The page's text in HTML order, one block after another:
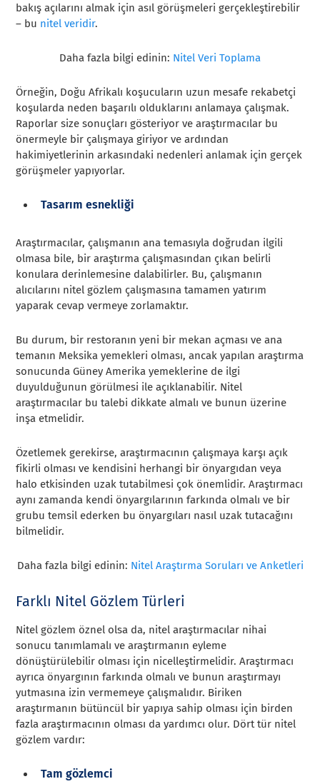
bakış açılarını almak için asıl görüşmeleri gerçekleştirebilir
– bu nitel veridir.
Daha fazla bilgi edinin: Nitel Veri Toplama
Örneğin, Doğu Afrikalı koşucuların uzun mesafe rekabetçi
koşularda neden başarılı olduklarını anlamaya çalışmak.
Raporlar size sonuçları gösteriyor ve araştırmacılar bu
önermeyle bir çalışmaya giriyor ve ardından
hakimiyetlerinin arkasındaki nedenleri anlamak için gerçek
görüşmeler yapıyorlar.
Tasarım esnekliği
Araştırmacılar, çalışmanın ana temasıyla doğrudan ilgili
olmasa bile, bir araştırma çalışmasından çıkan belirli
konulara derinlemesine dalabilirler. Bu, çalışmanın
alıcılarını nitel gözlem çalışmasına tamamen yatırım
yaparak cevap vermeye zorlamaktır.
Bu durum, bir restoranın yeni bir mekan açması ve ana
temanın Meksika yemekleri olması, ancak yapılan araştırma
sonucunda Güney Amerika yemeklerine de ilgi
duyulduğunun görülmesi ile açıklanabilir. Nitel
araştırmacılar bu talebi dikkate almalı ve bunun üzerine
inşa etmelidir.
Özetlemek gerekirse, araştırmacının çalışmaya karşı açık
fikirli olması ve kendisini herhangi bir önyargıdan veya
halo etkisinden uzak tutabilmesi çok önemlidir. Araştırmacı
aynı zamanda kendi önyargılarının farkında olmalı ve bir
grubu temsil ederken bu önyargıları nasıl uzak tutacağını
bilmelidir.
Daha fazla bilgi edinin: Nitel Araştırma Soruları ve Anketleri
Farklı Nitel Gözlem Türleri
Nitel gözlem öznel olsa da, nitel araştırmacılar nihai
sonucu tanımlamalı ve araştırmanın eyleme
dönüştürülebilir olması için nicelleştirmelidir. Araştırmacı
ayrıca önyargının farkında olmalı ve bunun araştırmayı
yutmasına izin vermemeye çalışmalıdır. Biriken
araştırmanın bütüncül bir yapıya sahip olması için birden
fazla araştırmacının olması da yardımcı olur. Dört tür nitel
gözlem vardır:
Tam gözlemci